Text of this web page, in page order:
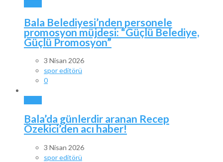
Bala Belediyesi’nden personele
promosyon müjdesi: “Güçlü Belediye,
Güçlü Promosyon”
3 Nisan 2026
spor editörü
0
Bala’da günlerdir aranan Recep
Özekici’den acı haber!
3 Nisan 2026
spor editörü